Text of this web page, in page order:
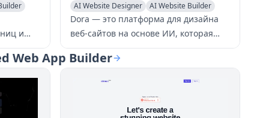
и
AI Website Designer
AI Website Builder
No-Code & Low-Code
Dora — это платформа для дизайна
веб-сайтов на основе ИИ, которая
создаёт потрясающие 3D и
анимированные сайты без
Web App Builder